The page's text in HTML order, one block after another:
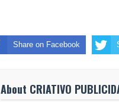
Share on Facebook
About CRIATIVO